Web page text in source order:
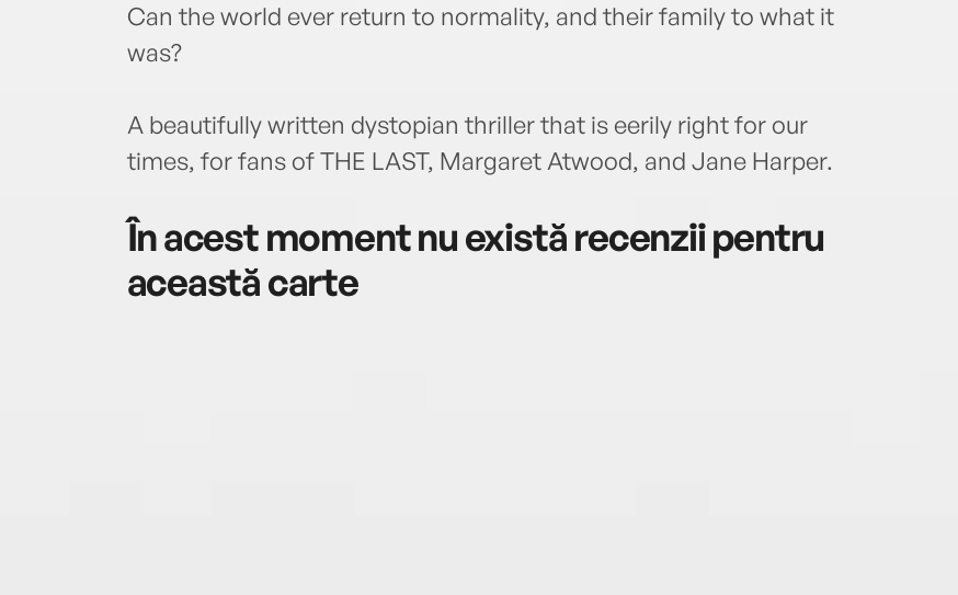
Can the world ever return to normality, and their family to what it
was?
A beautifully written dystopian thriller that is eerily right for our
times, for fans of THE LAST, Margaret Atwood, and Jane Harper.
În acest moment nu există recenzii pentru
această carte